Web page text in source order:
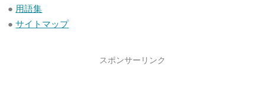
● 用語集
●サイトマップ
スポンサーリンク